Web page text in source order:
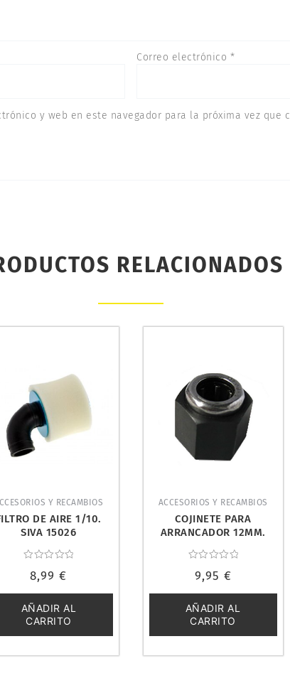
Correo electrónico *
y web en este navegador para la próxima vez que
RELACIONADOS
Y RECAMBIOS
DE AIRE 1/10.
SIVA 15026
con
de
5
8,99€
AÑADIR AL
CARRITO
ACCESORIOS Y RECAMBIOS
COJINETE PARA
ARRANCADOR 12MM.
con
de
5
9,95 €
AÑADIR AL
CARRITO